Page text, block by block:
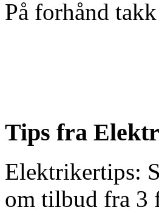
På forhånd
Tips fra
Elektrikertips:
om tilbud fra 3